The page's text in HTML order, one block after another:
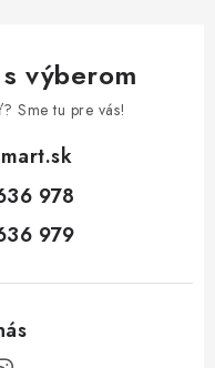
výberom
Sme tu pre vás!
978
979